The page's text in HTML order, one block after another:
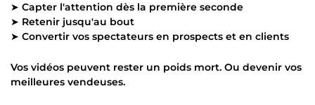
➤ Capter l'attention dès la première seconde
➤ Retenir jusqu'au bout
➤ Convertir vos spectateurs en prospects et en clients
Vos vidéos peuvent rester un poids mort. Ou devenir vos
meilleures vendeuses.